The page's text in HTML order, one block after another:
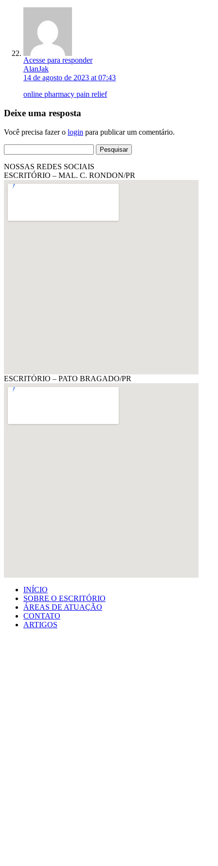
Acesse para responder
AlanJak
14 de agosto de 2023 at 07:43
online pharmacy pain relief
Deixe uma resposta
Você precisa fazer o login para publicar um comentário.
por:
NOSSAS REDES SOCIAIS
ESCRITÓRIO – MAL. C. RONDON/PR
ESCRITÓRIO – PATO BRAGADO/PR
INÍCIO
SOBRE O ESCRITÓRIO
ÁREAS DE ATUAÇÃO
CONTATO
ARTIGOS